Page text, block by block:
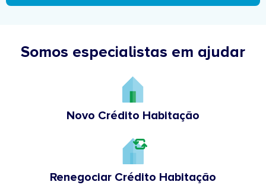
Somos especialistas em ajudar
Novo Crédito Habitação
Renegociar Crédito Habitação